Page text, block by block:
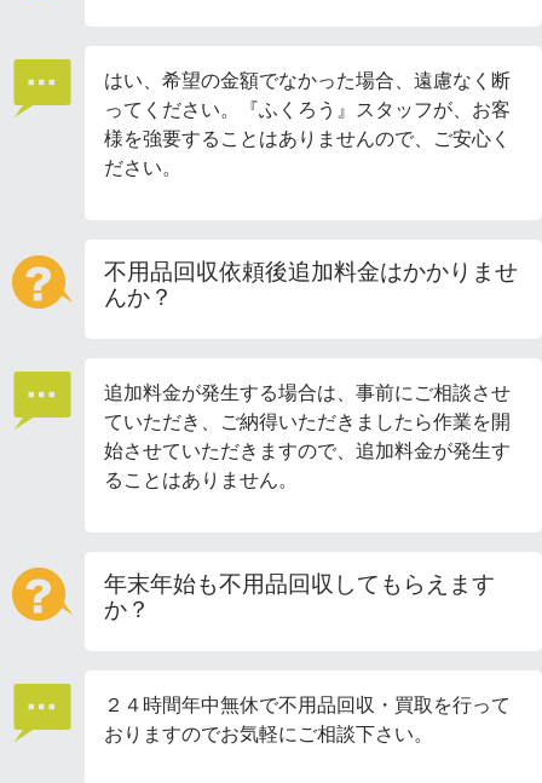
はい、希望の金額でなかった場合、遠慮なく断
ってください。『ふくろう』スタッフが、お客
様を強要することはありませんので、ご安心く
ださい。
不用品回収依頼後追加料金はかかりませ
んか？
追加料金が発生する場合は、事前にご相談させ
ていただき、ご納得いただきましたら作業を開
始させていただきますので、追加料金が発生す
ることはありません。
年末年始も不用品回収してもらえます
か？
２４時間年中無休で不用品回収・買取を行って
おりますのでお気軽にご相談下さい。